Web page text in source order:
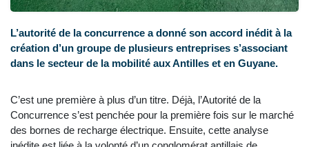
L’autorité de la concurrence a donné son accord inédit à la
création d’un groupe de plusieurs entreprises s’associant
dans le secteur de la mobilité aux Antilles et en Guyane.
C’est une première à plus d’un titre. Déjà, l’Autorité de la
Concurrence s’est penchée pour la première fois sur le marché
des bornes de recharge électrique. Ensuite, cette analyse